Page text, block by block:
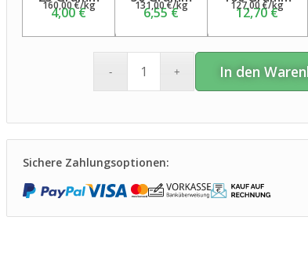
4,00€
160,00€/kg
6,55€
131,00€/kg
12,70€
127,00€/kg
In den
Sichere Zahlungsoptionen: